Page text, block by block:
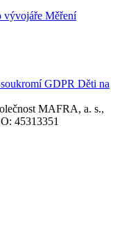
vývojáře Měření
GDPR Děti na
MAFRA, a. s.,
45313351